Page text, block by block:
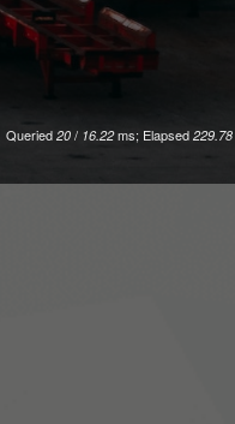
Queried 20 / 16.22ms; Elapsed 229.78